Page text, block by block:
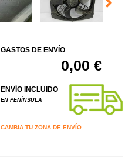
GASTOS DE ENVÍO
0,00 €
ENVÍO INCLUIDO
EN PENÍNSULA
CAMBIA TU ZONA DE ENVÍO